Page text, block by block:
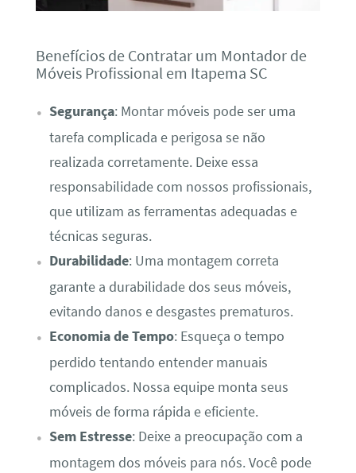
Benefícios de Contratar um Montador de
Móveis Profissional em Itapema SC
Segurança: Montar móveis pode ser uma
tarefa complicada e perigosa se não
realizada corretamente. Deixe essa
responsabilidade com nossos profissionais,
que utilizam as ferramentas adequadas e
técnicas seguras.
Durabilidade: Uma montagem correta
garante a durabilidade dos seus móveis,
evitando danos e desgastes prematuros.
Economia de Tempo: Esqueça o tempo
perdido tentando entender manuais
complicados. Nossa equipe monta seus
móveis de forma rápida e eficiente.
Sem Estresse: Deixe a preocupação com a
montagem dos móveis para nós. Você pode